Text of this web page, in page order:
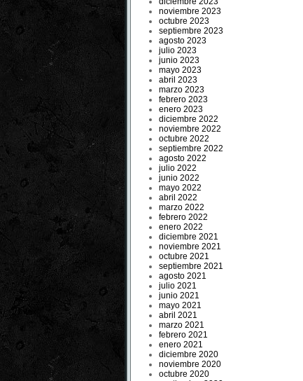
noviembre 2023
octubre 2023
septiembre 2023
agosto 2023
julio 2023
junio 2023
mayo 2023
abril 2023
marzo 2023
febrero 2023
enero 2023
diciembre 2022
noviembre 2022
octubre 2022
septiembre 2022
agosto 2022
julio 2022
junio 2022
mayo 2022
abril 2022
marzo 2022
febrero 2022
enero 2022
diciembre 2021
noviembre 2021
octubre 2021
septiembre 2021
agosto 2021
julio 2021
junio 2021
mayo 2021
abril 2021
marzo 2021
febrero 2021
enero 2021
diciembre 2020
noviembre 2020
octubre 2020